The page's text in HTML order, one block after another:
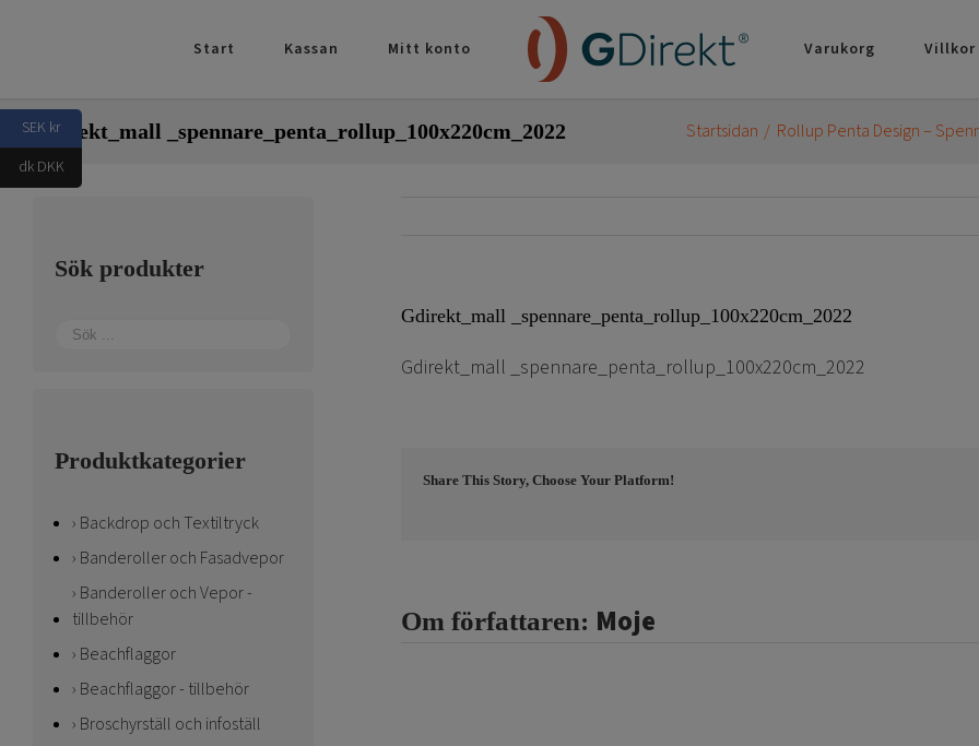
Start Kassan Mitt konto Varukorg Villkor
Gdirekt_mall _spennare_penta_rollup_100x220cm_2022 Startsidan Rollup Penta Design –
Gdirekt_mall _spennare_penta_rollup_100x220cm_2022
Gdirekt_mall _spennare_penta_rollup_100x220cm_2022
Share This Story, Choose Your Platform!
Om författaren: Moje
Sök produkter
Produktkategorier
Backdrop och Textiltryck
Banderoller och Fasadvepor
Banderoller och Vepor -
tillbehör
Beachflaggor
Beachflaggor - tillbehör
Broschyrställ och infoställ
SEK kr
dk DKK